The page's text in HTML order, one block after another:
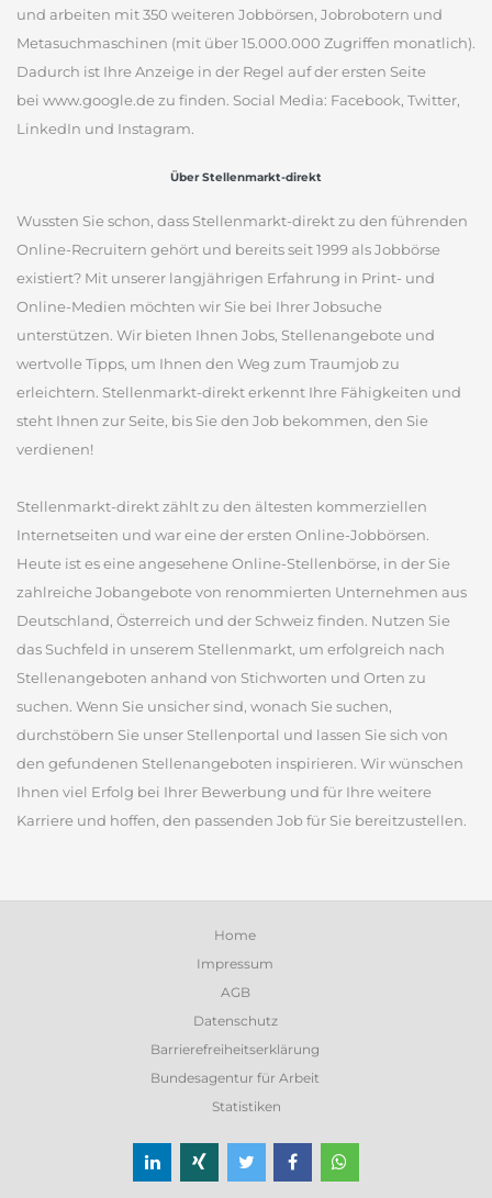
und arbeiten mit 350 weiteren Jobbörsen, Jobrobotern und
Metasuchmaschinen (mit über 15.000.000 Zugriffen monatlich).
Dadurch ist Ihre Anzeige in der Regel auf der ersten Seite
bei www.google.de zu finden. Social Media: Facebook, Twitter,
LinkedIn und Instagram.
Über Stellenmarkt-direkt
Wussten Sie schon, dass Stellenmarkt-direkt zu den führenden
Online-Recruitern gehört und bereits seit 1999 als Jobbörse
existiert? Mit unserer langjährigen Erfahrung in Print- und
Online-Medien möchten wir Sie bei Ihrer Jobsuche
unterstützen. Wir bieten Ihnen Jobs, Stellenangebote und
wertvolle Tipps, um Ihnen den Weg zum Traumjob zu
erleichtern. Stellenmarkt-direkt erkennt Ihre Fähigkeiten und
steht Ihnen zur Seite, bis Sie den Job bekommen, den Sie
verdienen!
Stellenmarkt-direkt zählt zu den ältesten kommerziellen
Internetseiten und war eine der ersten Online-Jobbörsen.
Heute ist es eine angesehene Online-Stellenbörse, in der Sie
zahlreiche Jobangebote von renommierten Unternehmen aus
Deutschland, Österreich und der Schweiz finden. Nutzen Sie
das Suchfeld in unserem Stellenmarkt, um erfolgreich nach
Stellenangeboten anhand von Stichworten und Orten zu
suchen. Wenn Sie unsicher sind, wonach Sie suchen,
durchstöbern Sie unser Stellenportal und lassen Sie sich von
den gefundenen Stellenangeboten inspirieren. Wir wünschen
Ihnen viel Erfolg bei Ihrer Bewerbung und für Ihre weitere
Karriere und hoffen, den passenden Job für Sie bereitzustellen.
Home
Impressum
AGB
Datenschutz
Barrierefreiheitserklärung
Bundesagentur für Arbeit
Statistiken